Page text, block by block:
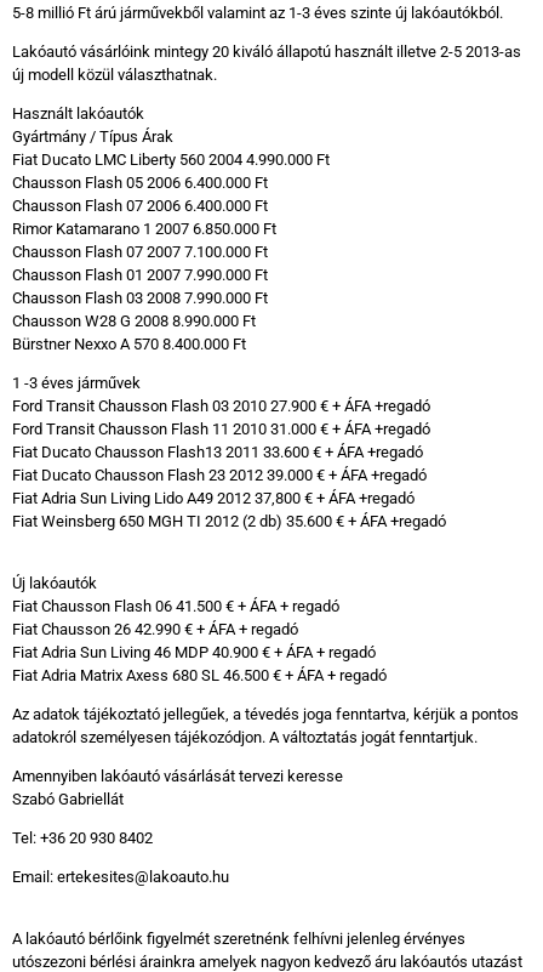
5-8 millió Ft árú járművekből valamint az 1-3 éves szinte új lakóautókból.
Lakóautó vásárlóink mintegy 20 kiváló állapotú használt illetve 2-5 2013-as
új modell közül választhatnak.
Használt lakóautók
Gyártmány / Típus Árak
Fiat Ducato LMC Liberty 560 2004 4.990.000 Ft
Chausson Flash 05 2006 6.400.000 Ft
Chausson Flash 07 2006 6.400.000 Ft
Rimor Katamarano 1 2007 6.850.000 Ft
Chausson Flash 07 2007 7.100.000 Ft
Chausson Flash 01 2007 7.990.000 Ft
Chausson Flash 03 2008 7.990.000 Ft
Chausson W28 G 2008 8.990.000 Ft
Bürstner Nexxo A 570 8.400.000 Ft
1 -3 éves járművek
Ford Transit Chausson Flash 03 2010 27.900 € + ÁFA +regadó
Ford Transit Chausson Flash 11 2010 31.000 € + ÁFA +regadó
Fiat Ducato Chausson Flash13 2011 33.600 € + ÁFA +regadó
Fiat Ducato Chausson Flash 23 2012 39.000 € + ÁFA +regadó
Fiat Adria Sun Living Lido A49 2012 37,800 € + ÁFA +regadó
Fiat Weinsberg 650 MGH TI 2012 (2 db) 35.600 € + ÁFA +regadó
Új lakóautók
Fiat Chausson Flash 06 41.500 € + ÁFA + regadó
Fiat Chausson 26 42.990 € + ÁFA + regadó
Fiat Adria Sun Living 46 MDP 40.900 € + ÁFA + regadó
Fiat Adria Matrix Axess 680 SL 46.500 € + ÁFA + regadó
Az adatok tájékoztató jellegűek, a tévedés joga fenntartva, kérjük a pontos
adatokról személyesen tájékozódjon. A változtatás jogát fenntartjuk.
Amennyiben lakóautó vásárlását tervezi keresse
Szabó Gabriellát
Tel: +36 20 930 8402
Email: ertekesites@lakoauto.hu
A lakóautó bérlőink figyelmét szeretnénk felhívni jelenleg érvényes
utószezoni bérlési árainkra amelyek nagyon kedvező áru lakóautós utazást